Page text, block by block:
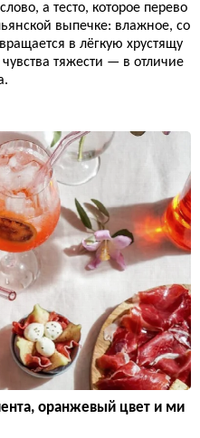
а тесто, которое перево
выпечке: влажное, со
в лёгкую хрустящу
тяжести — в отличие
оранжевый цвет и ми